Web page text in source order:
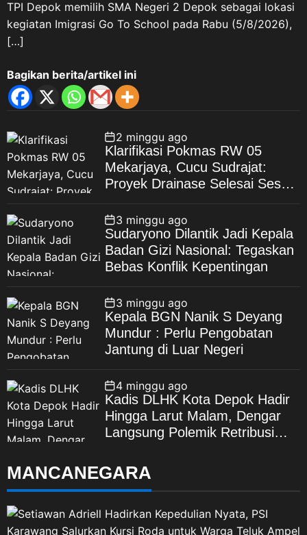
TPI Depok memilih SMA Negeri 2 Depok sebagai lokasi
kegiatan Imigrasi Go To School pada Rabu (5/8/2026),
[…]
Bagikan berita/artikel ini
2 minggu ago
Klarifikasi Pokmas RW 05
Mekarjaya, Cucu Sudrajat:
Proyek Drainase Selesai Sesuai
3 minggu ago
Sudaryono Dilantik Jadi Kepala
Badan Gizi Nasional: Tegaskan
Bebas Konflik Kepentingan
3 minggu ago
Kepala BGN Nanik S Deyang
Mundur : Perlu Pengobatan
Jantung di Luar Negeri
4 minggu ago
Kadis DLHK Kota Depok Hadir
Hingga Larut Malam, Dengar
Langsung Polemik Retribusi
MANCANEGARA